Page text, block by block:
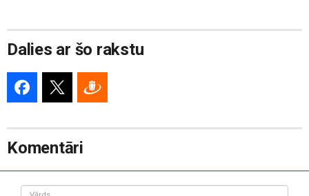
Dalies ar šo rakstu
Komentāri
Vārds